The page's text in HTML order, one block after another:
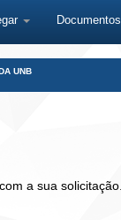
Documentos
UNB
a sua solicitação.